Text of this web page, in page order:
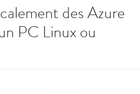
des Azure
PC Linux ou